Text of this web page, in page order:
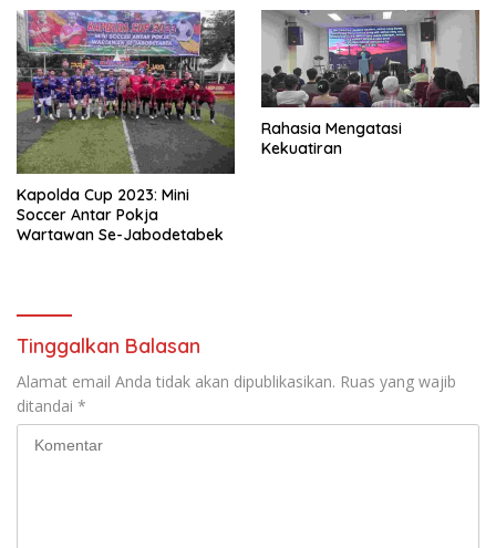
Kapolda Cup 2023: Mini
Soccer Antar Pokja
Wartawan Se-Jabodetabek
Rahasia Mengatasi
Kekuatiran
Tinggalkan Balasan
Alamat email Anda tidak akan dipublikasikan. Ruas yang wajib
ditandai *